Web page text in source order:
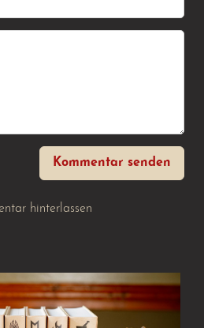
Kommentar senden
hinterlassen